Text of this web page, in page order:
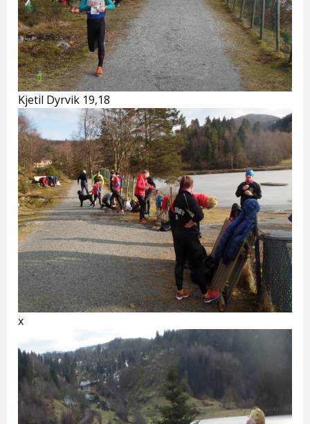
Kjetil Dyrvik 19,18
x